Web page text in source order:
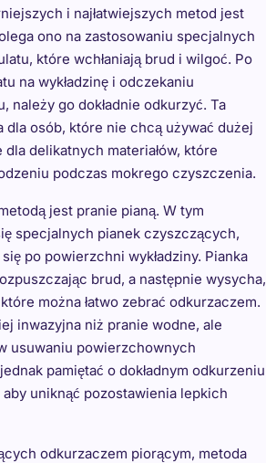
i najłatwiejszych metod jest
ono na zastosowaniu specjalnych
które wchłaniają brud i wilgoć. Po
na wykładzinę i odczekaniu
należy go dokładnie odkurzyć. Ta
dla osób, które nie chcą używać dużej
delikatnych materiałów, które
podczas mokrego czyszczenia.
jest pranie pianą. W tym
specjalnych pianek czyszczących,
po powierzchni wykładziny. Pianka
brud, a następnie wysycha,
można łatwo zebrać odkurzaczem.
inwazyjna niż pranie wodne, ale
usuwaniu powierzchownych
pamiętać o dokładnym odkurzeniu
aby uniknąć pozostawienia lepkich
odkurzaczem piorącym, metoda